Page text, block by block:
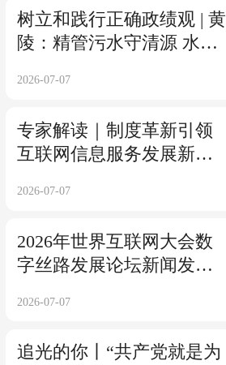
树立和践行正确政绩观 | 黄
陵：精管污水守清源 水润
2026-07-07
专家解读｜制度革新引领
互联网信息服务发展新航
2026-07-07
2026年世界互联网大会数
字丝路发展论坛新闻发布
2026-07-07
追光的你丨“共产党就是为